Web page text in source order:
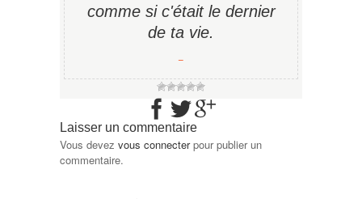
comme si c'était le dernier
de ta vie.
−
Laisser un commentaire
Vous devez vous connecterpour publier un
commentaire.